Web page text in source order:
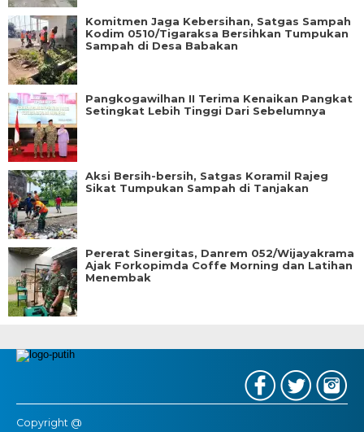
Komitmen Jaga Kebersihan, Satgas Sampah
Kodim 0510/Tigaraksa Bersihkan Tumpukan
Sampah di Desa Babakan
Pangkogawilhan II Terima Kenaikan Pangkat
Setingkat Lebih Tinggi Dari Sebelumnya
Aksi Bersih-bersih, Satgas Koramil Rajeg
Sikat Tumpukan Sampah di Tanjakan
Pererat Sinergitas, Danrem 052/Wijayakrama
Ajak Forkopimda Coffe Morning dan Latihan
Menembak
Copyright @